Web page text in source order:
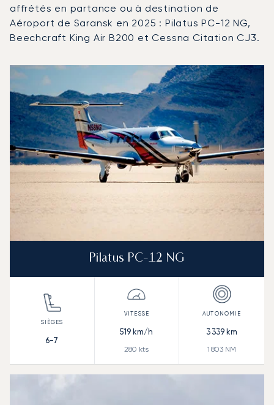
affrétés en partance ou à destination de
Aéroport de Saransk en 2025 : Pilatus PC-12 NG,
Beechcraft King Air B200 et Cessna Citation CJ3.
Photo de l'aéronef
Modèle d'aéronef
Sièges
Vitesse (km/h)
Vitesse (nœuds) Autonomie (km)
Autonomie (NM)
Pilatus PC-12 NG
6-7
519 km/h
280 kts
3 339 km
1 803 NM